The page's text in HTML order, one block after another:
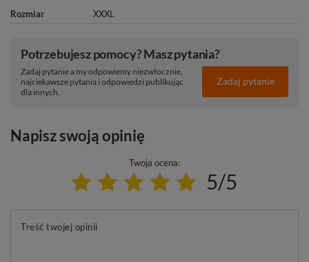
Rozmiar XXXL
Potrzebujesz pomocy? Masz pytania?
Zadaj pytanie a my odpowiemy niezwłocznie,
najciekawsze pytania i odpowiedzi publikując
dla innych.
Zadaj pytanie
Napisz swoją opinię
Twoja ocena:
5/5
Treść twojej opinii